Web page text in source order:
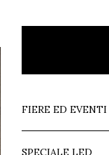
FIERE ED EVENTI
SPECIALE LED